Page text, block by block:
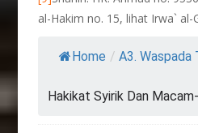
al-Hakim no. 15, lihat Irwa` al-
Home / A3. Waspada
Hakikat Syirik Dan